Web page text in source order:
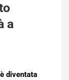
a
diventata